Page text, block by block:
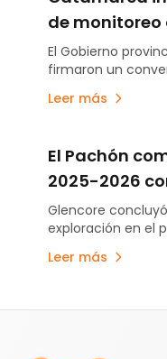
ahora en MDMO.
de monitoreo
reforzar la
Puna minera
El Gobierno
firmaron un
Leer más
El Pachón
2025-2026
metros de
obras de
Glencore
exploración en el
perforaciones,
Leer más